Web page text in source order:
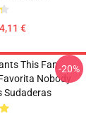
€
This Fan
Nobody
Sudaderas
-20%